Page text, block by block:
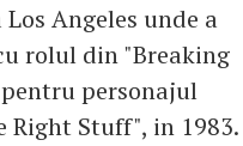
Angeles unde a
rolul din "Breaking
personajul
Right Stuff", in 1983.